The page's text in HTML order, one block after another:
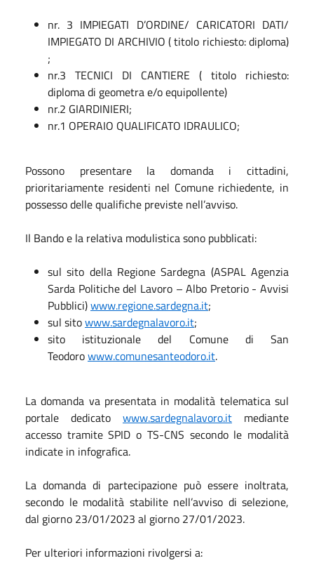
nr. 3 IMPIEGATI D’ORDINE/ CARICATORI DATI/
IMPIEGATO DI ARCHIVIO ( titolo richiesto: diploma)
;
nr.3 TECNICI DI CANTIERE ( titolo richiesto:
diploma di geometra e/o equipollente)
nr.2 GIARDINIERI;
nr.1 OPERAIO QUALIFICATO IDRAULICO;
Possono presentare la domanda i cittadini,
prioritariamente residenti nel Comune richiedente, in
possesso delle qualifiche previste nell’avviso.
Il Bando e la relativa modulistica sono pubblicati:
sul sito della Regione Sardegna (ASPAL Agenzia
Sarda Politiche del Lavoro – Albo Pretorio - Avvisi
Pubblici)www.regione.sardegna.it;
sul sitowww.sardegnalavoro.it;
sito istituzionale del Comune di San
Teodorowww.comunesanteodoro.it.
La domanda va presentata in modalità telematica sul
portale dedicato www.sardegnalavoro.it mediante
accesso tramite SPID o TS-CNS secondo le modalità
indicate in infografica.
La domanda di partecipazione può essere inoltrata,
secondo le modalità stabilite nell’avviso di selezione,
dal giorno 23/01/2023 al giorno 27/01/2023.
Per ulteriori informazioni rivolgersi a: